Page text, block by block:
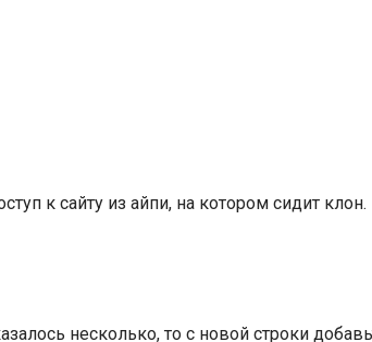
к сайту из айпи, на котором сидит клон.
несколько, то с новой строки